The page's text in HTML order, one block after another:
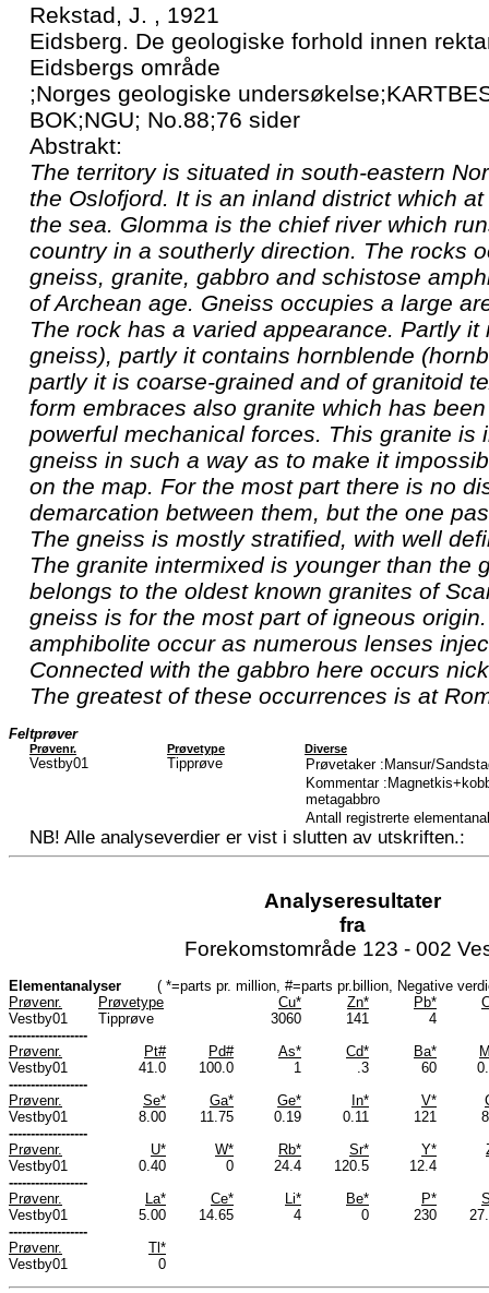
Rekstad, J. , 1921
Eidsberg. De geologiske forhold innen
Eidsbergs område
;Norges geologiske
BOK;NGU; No.88;76 sider
Abstrakt:
The territory is situated in south-eastern
the Oslofjord. It is an inland district which
the sea. Glomma is the chief river which
country in a southerly direction. The rocks
gneiss, granite, gabbro and schistose
of Archean age. Gneiss occupies a large
The rock has a varied appearance. Partly
gneiss), partly it contains hornblende
partly it is coarse-grained and of granitoid
form embraces also granite which has
powerful mechanical forces. This granite is
gneiss in such a way as to make it
on the map. For the most part there is no
demarcation between them, but the one
The gneiss is mostly stratified, with well
The granite intermixed is younger than the
belongs to the oldest known granites of
gneiss is for the most part of igneous
amphibolite occur as numerous lenses
Connected with the gabbro here occurs
The greatest of these occurrences is at
Feltprøver
Prøvenr. Prøvetype Diverse
Vestby01 Tipprøve
Prøvetaker :Mansur/
Kommentar
metagabbro
Antall registrerte
NB! Alle analyseverdier er vist i slutten av utskriften.:
Analyseresultater
fra
Forekomstområde 123 - 002
Elementanalyser
( *=parts pr. million, #=parts pr.billion, Negative
Prøvenr.
Prøvetype Cu* Zn* Pb*
Vestby01
Tipprøve 3060 141
4
------------------
Prøvenr.
Pt# Pd# As* Cd* Ba*
Vestby01
41.0 100.0 1 .3 60
------------------
Prøvenr.
Se* Ga* Ge* In* V*
Vestby01
8.00 11.75 0.19 0.11 121
------------------
Prøvenr.
U* W* Rb* Sr* Y*
Vestby01
0.40 0 24.4 120.5
12.4
------------------
Prøvenr.
La* Ce* Li* Be* P*
Vestby01
5.00 14.65 4 0 230
------------------
Prøvenr.
Tl*
Vestby01
0